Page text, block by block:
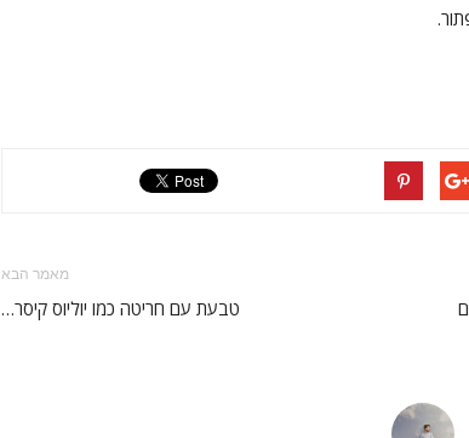
מאמר הבא
טבעת עם חריטה כמו יוליוס קיסר…